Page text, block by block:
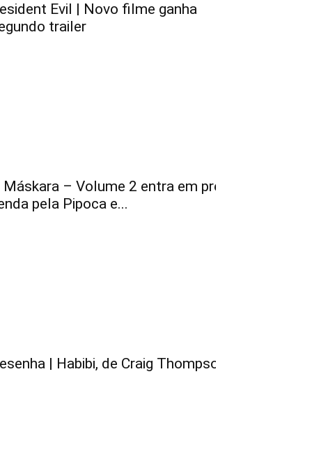
Evil | Novo filme ganha
trailer
Máskara – Volume 2 entra em pré-
pela Pipoca e...
| Habibi, de Craig Thompson